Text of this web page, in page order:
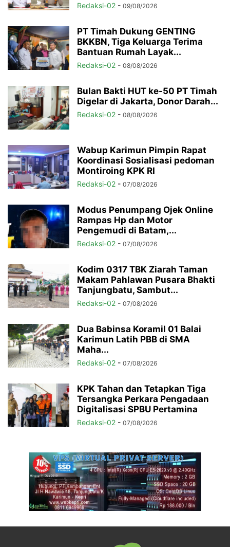
Redaksi-02 - 09/08/2026
PT Timah Dukung GENTING
BKKBN, Tiga Keluarga Terima
Bantuan Rumah Layak...
Redaksi-02 - 08/08/2026
Bulan Bakti HUT ke-50 PT Timah
Digelar di Jakarta, Donor Darah...
Redaksi-02 - 08/08/2026
Wabup Karimun Pimpin Rapat
Koordinasi Sosialisasi pedoman
Montiroing KPK RI
Redaksi-02 - 07/08/2026
Modus Penumpang Ojek Online
Rampas Hp dan Motor
Pengemudi di Batam,...
Redaksi-02 - 07/08/2026
Kodim 0317 TBK Ziarah Taman
Makam Pahlawan Pusara Bhakti
Tanjungbatu, Sambut...
Redaksi-02 - 07/08/2026
Dua Babinsa Koramil 01 Balai
Karimun Latih PBB di SMA
Maha...
Redaksi-02 - 07/08/2026
KPK Tahan dan Tetapkan Tiga
Tersangka Perkara Pengadaan
Digitalisasi SPBU Pertamina
Redaksi-02 - 07/08/2026